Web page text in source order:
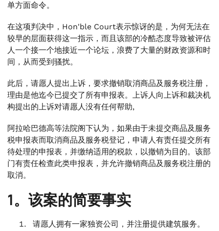
单方面命令。
在这项判决中，Hon'ble Court表示惊讶的是，为何无法在
较早的层面获得这一指示，而且该部的冷酷态度导致被评估
人一个接一个地接近一个论坛，浪费了大量的财政资源和时
间，从而受到骚扰。
此后，请愿人提出上诉，要求撤销取消商品及服务税注册，
理由是他迄今已提交了所有申报表。上诉人向上诉和裁决机
构提出的上诉对请愿人没有任何帮助,
阿拉哈巴德高等法院阁下认为，如果由于未提交商品及服务
税申报表而取消商品及服务税登记，申请人有责任提交所有
待处理的申报表，并缴纳适用的税款，以撤销为目的。该部
门有责任检查此类申报表，并允许撤销商品及服务税注册的
取消。
1。该案的简要事实
请愿人拥有一家独资公司，并注册提供建筑服务。